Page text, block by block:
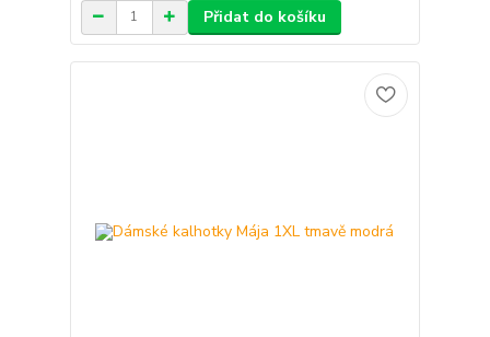
Přidat do košíku